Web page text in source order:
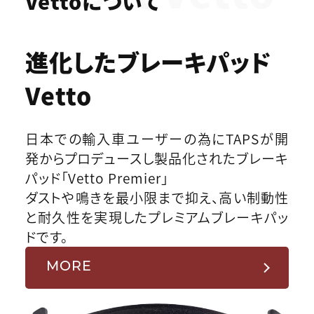
進化したブレーキパッド
Vetto
日本での輸入車ユーザーの為にTAPSが開
発からプロデュースし製品化されたブレーキ
パッド「Vetto Premier」
ダストや鳴きを最小限まで抑え、高い制動性
と耐久性を実現したプレミアムブレーキパッ
ドです。
MORE